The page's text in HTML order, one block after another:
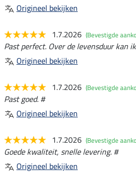
Origineel bekijken
1.7.2026 (Bevestigde
Past perfect. Over de levensduur kan
Origineel bekijken
1.7.2026 (Bevestigde
Past goed. #
Origineel bekijken
1.7.2026 (Bevestigde
Goede kwaliteit, snelle levering. #
Origineel bekijken